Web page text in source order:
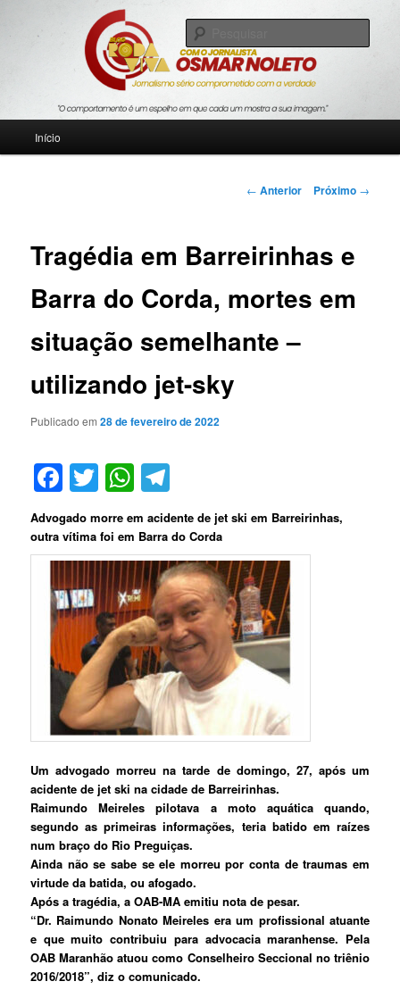
Blog Roda Viva
Jornalismo sério comprometido com a verdade
Início
Navegação
← Anterior Próximo →
Tragédia em Barreirinhas e
Barra do Corda, mortes em
situação semelhante –
utilizando jet-sky
Publicado em28 de fevereiro de 2022
Facebook
TwitterWhatsApp
Advogado morre em acidente de jet ski em Barreirinhas,
outra vítima foi em Barra do Corda
Um advogado morreu na tarde de domingo, 27, após um
acidente de jet ski na cidade de Barreirinhas.
Raimundo Meireles pilotava a moto aquática quando,
segundo as primeiras informações, teria batido em raízes
num braço do Rio Preguiças.
Ainda não se sabe se ele morreu por conta de traumas em
virtude da batida, ou afogado.
Após a tragédia, a OAB-MA emitiu nota de pesar.
“Dr. Raimundo Nonato Meireles era um profissional atuante
e que muito contribuiu para advocacia maranhense. Pela
OAB Maranhão atuou como Conselheiro Seccional no triênio
2016/2018”, diz o comunicado.